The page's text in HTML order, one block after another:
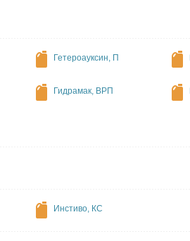
Гетероауксин, П
Гидрамак, ВРП
Инстиво, КС